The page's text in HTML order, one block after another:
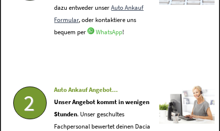
dazu entweder unserAuto Ankauf
Formular, oder kontaktiere uns
bequem per
WhatsApp!
2
Auto Ankauf Angebot...
Unser Angebot kommt in wenigen
Stunden. Unser geschultes
Fachpersonal bewertet deinen Dacia